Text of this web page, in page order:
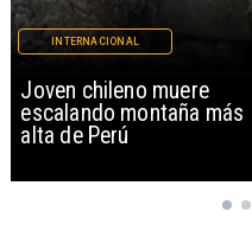
Brasil reduce contacto
diplomático con
Argentina por dichos de
INTERNACIONAL